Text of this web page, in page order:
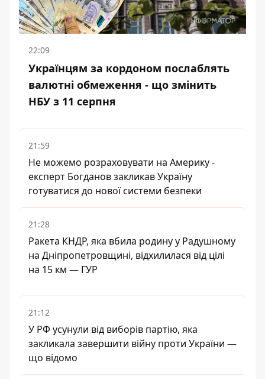
22:09
Українцям за кордоном послаблять
валютні обмеження - що змінить
НБУ з 11 серпня
21:59
Не можемо розраховувати на Америку -
експерт Богданов закликав Україну
готуватися до нової системи безпеки
21:28
Ракета КНДР, яка вбила родину у Радушному
на Дніпропетровщині, відхилилася від цілі
на 15 км — ГУР
21:12
У РФ усунули від виборів партію, яка
закликала завершити війну проти України —
що відомо